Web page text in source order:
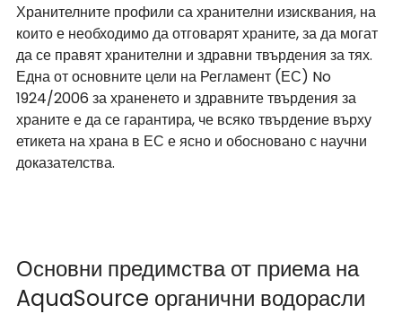
Хранителните профили са хранителни изисквания, на
които е необходимо да отговарят храните, за да могат
да се правят хранителни и здравни твърдения за тях.
Една от основните цели на Регламент (ЕС) No
1924/2006 за храненето и здравните твърдения за
храните е да се гарантира, че всяко твърдение върху
етикета на храна в ЕС е ясно и обосновано с научни
доказателства.
Основни предимства от приема на
AquaSource органични водорасли